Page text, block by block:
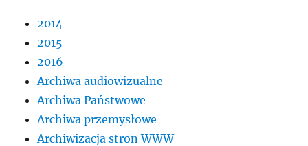
2014
2015
2016
Archiwa audiowizualne
Archiwa Państwowe
Archiwa przemysłowe
Archiwizacja stron WWW